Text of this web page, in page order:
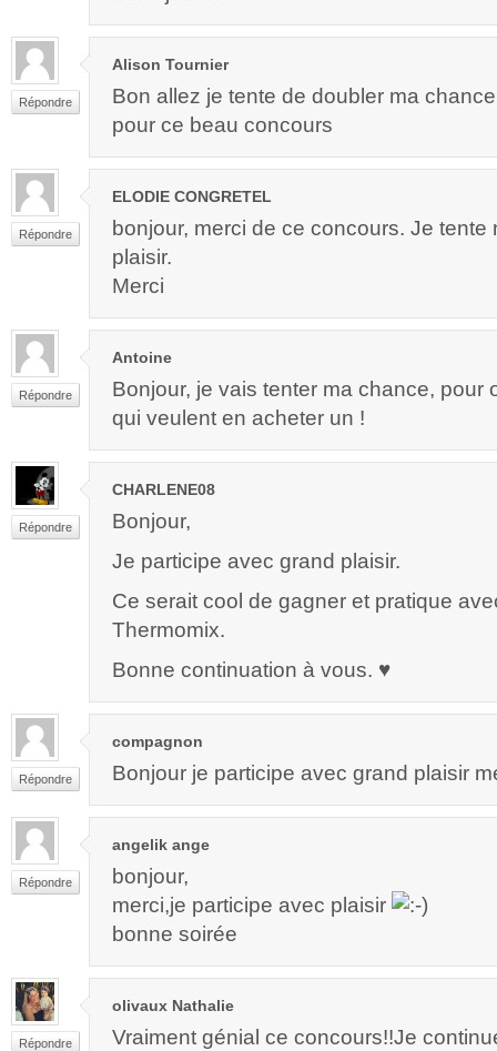
Répondre
Alison Tournier
Bon allez je tente de doubler ma
pour ce beau concours
Répondre
ELODIE CONGRETEL
bonjour, merci de ce concours. Je
plaisir.
Merci
Répondre
Antoine
Bonjour, je vais tenter ma chance, pour
qui veulent en acheter un !
Répondre
CHARLENE08
Bonjour,
Je participe avec grand plaisir.
Ce serait cool de gagner et pratique
Thermomix.
Bonne continuation à vous. ♥
Répondre
compagnon
Bonjour je participe avec grand plaisir
Répondre
angelik ange
bonjour,
merci,je participe avec plaisir
bonne soirée
Répondre
olivaux Nathalie
Vraiment génial ce concours!!Je